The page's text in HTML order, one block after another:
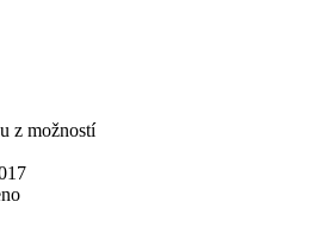
z možností